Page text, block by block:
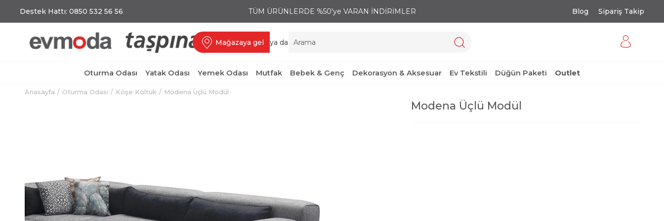
Destek Hattı: 0850 532 56 56 TÜM ÜRÜNLERDE %50'ye VARAN İNDİRİMLER Blog Sipariş Takip
Mağazaya gel ya da
Oturma Odası Yatak Odası Yemek Odası Mutfak Bebek & Genç Dekorasyon & Aksesuar Ev Tekstili Düğün Paketi Outlet
Anasayfa Oturma Odası Köşe Koltuk Modena Üçlü Modül
Modena Üçlü Modül